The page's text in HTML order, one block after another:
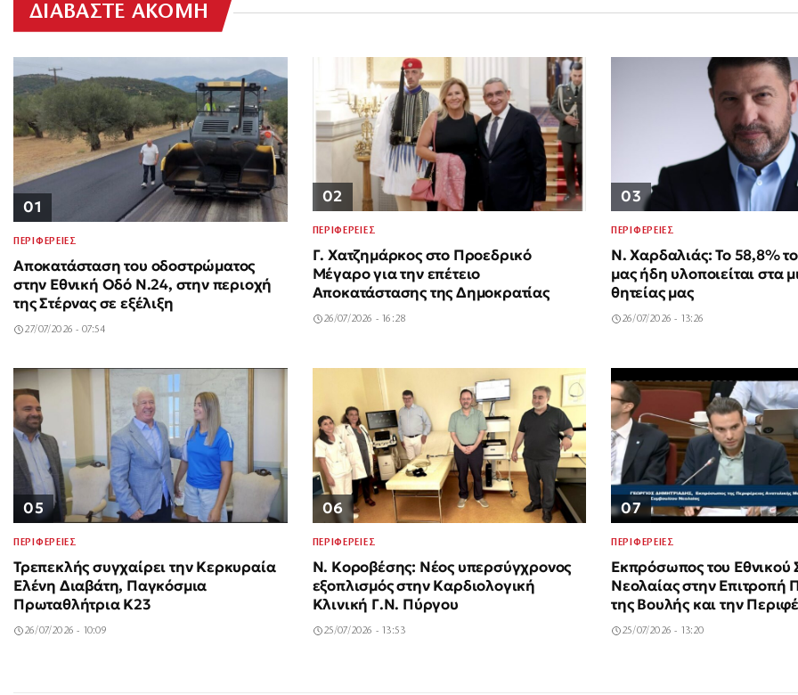
ΔΙΑΒΑΣΤΕ ΑΚΟΜΗ
01
ΠΕΡΙΦΕΡΕΙΕΣ
Αποκατάσταση του οδοστρώματος
στην Εθνική Οδό Ν.24, στην περιοχή
της Στέρνας σε εξέλιξη
27/07/2026 - 07:54
02
ΠΕΡΙΦΕΡΕΙΕΣ
Γ. Χατζημάρκος στο Προεδρικό
Μέγαρο για την επέτειο
Αποκατάστασης της Δημοκρατίας
26/07/2026 - 16:28
03
ΠΕΡΙΦΕΡΕΙΕΣ
Ν. Χαρδαλιάς: Το 58,8%
μας ήδη υλοποιείται στα
θητείας μας
26/07/2026 - 13:26
05
ΠΕΡΙΦΕΡΕΙΕΣ
Τρεπεκλής συγχαίρει την Κερκυραία
Ελένη Διαβάτη, Παγκόσμια
Πρωταθλήτρια Κ23
26/07/2026 - 10:09
06
ΠΕΡΙΦΕΡΕΙΕΣ
Ν. Κοροβέσης: Νέος υπερσύγχρονος
εξοπλισμός στην Καρδιολογική
Κλινική Γ.Ν. Πύργου
25/07/2026 - 13:53
07
ΠΕΡΙΦΕΡΕΙΕΣ
Εκπρόσωπος του Εθνικού
Νεολαίας στην Επιτροπή
της Βουλής και την
Ανατολικής Μακεδονίας
25/07/2026 - 13:20